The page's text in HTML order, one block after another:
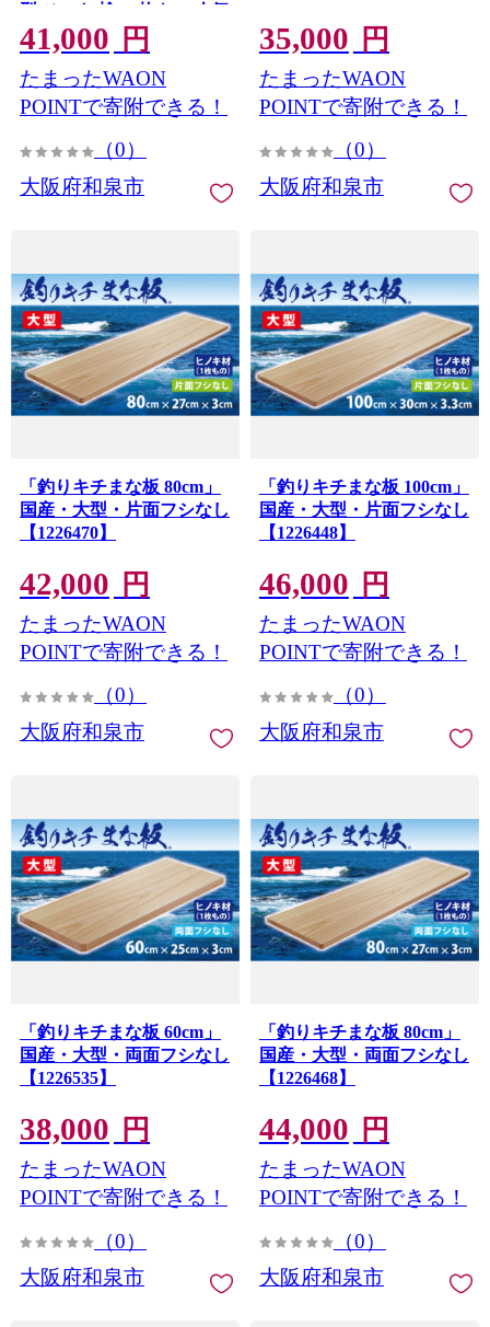
型 ひのき 檜 一枚もの 人気
おすすめ 送料無料 贈答 ギ
フト【1226465】
41,000 円
たまったWAON
POINTで寄附できる！
（0）
大阪府和泉市
35,000 円
たまったWAON
POINTで寄附できる！
（0）
大阪府和泉市
「釣りキチまな板 80cm」
国産・大型・片面フシなし
【1226470】
42,000 円
たまったWAON
POINTで寄附できる！
（0）
大阪府和泉市
「釣りキチまな板 100cm」
国産・大型・片面フシなし
【1226448】
46,000 円
たまったWAON
POINTで寄附できる！
（0）
大阪府和泉市
「釣りキチまな板 60cm」
国産・大型・両面フシなし
【1226535】
38,000 円
たまったWAON
POINTで寄附できる！
（0）
大阪府和泉市
「釣りキチまな板 80cm」
国産・大型・両面フシなし
【1226468】
44,000 円
たまったWAON
POINTで寄附できる！
（0）
大阪府和泉市